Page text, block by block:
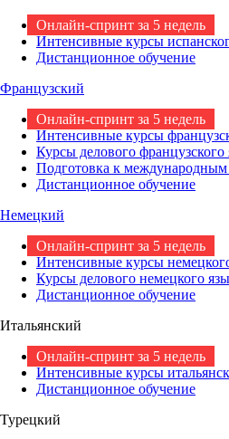
Онлайн-спринт за 5 недель
Интенсивные курсы
Дистанционное обучение
Французский
Онлайн-спринт за 5 недель
Интенсивные курсы
Курсы делового французского
Подготовка к международным
Дистанционное обучение
Немецкий
Онлайн-спринт за 5 недель
Интенсивные курсы
Курсы делового немецкого
Дистанционное обучение
Итальянский
Онлайн-спринт за 5 недель
Интенсивные курсы
Дистанционное обучение
Турецкий